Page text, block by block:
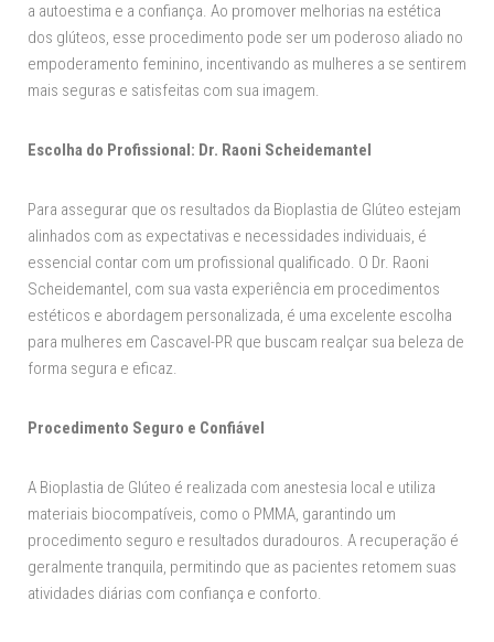
a autoestima e a confiança. Ao promover melhorias na estética
dos glúteos, esse procedimento pode ser um poderoso aliado no
empoderamento feminino, incentivando as mulheres a se sentirem
mais seguras e satisfeitas com sua imagem.
Escolha do Profissional: Dr. Raoni Scheidemantel
Para assegurar que os resultados da Bioplastia de Glúteo estejam
alinhados com as expectativas e necessidades individuais, é
essencial contar com um profissional qualificado. O Dr. Raoni
Scheidemantel, com sua vasta experiência em procedimentos
estéticos e abordagem personalizada, é uma excelente escolha
para mulheres em Cascavel-PR que buscam realçar sua beleza de
forma segura e eficaz.
Procedimento Seguro e Confiável
A Bioplastia de Glúteo é realizada com anestesia local e utiliza
materiais biocompatíveis, como o PMMA, garantindo um
procedimento seguro e resultados duradouros. A recuperação é
geralmente tranquila, permitindo que as pacientes retomem suas
atividades diárias com confiança e conforto.